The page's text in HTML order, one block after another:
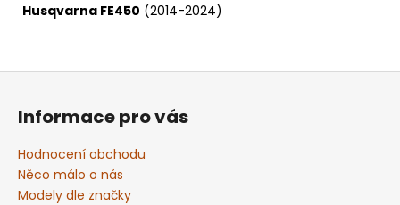
Husqvarna FE450 (2014-2024)
Z
Informace pro vás
Hodnocení obchodu
Něco málo o nás
Modely dle značky